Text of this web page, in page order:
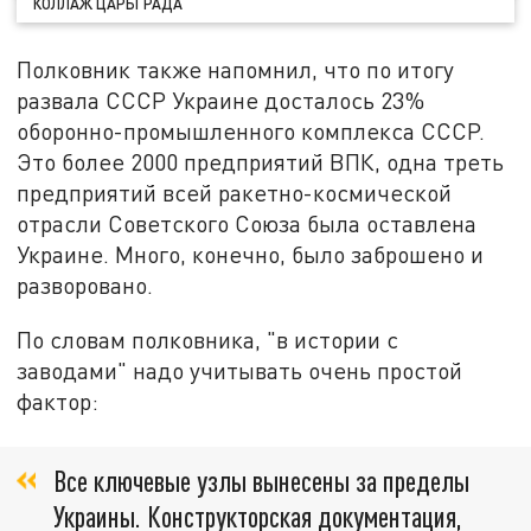
КОЛЛАЖ ЦАРЬГРАДА
Полковник также напомнил, что по итогу
развала СССР Украине досталось 23%
оборонно-промышленного комплекса СССР.
Это более 2000 предприятий ВПК, одна треть
предприятий всей ракетно-космической
отрасли Советского Союза была оставлена
Украине. Много, конечно, было заброшено и
разворовано.
По словам полковника, "в истории с
заводами" надо учитывать очень простой
фактор:
Все ключевые узлы вынесены за пределы
Украины. Конструкторская документация,